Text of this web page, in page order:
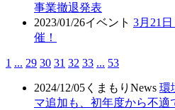
事業撤退発表
2023/01/26イベント 3月21
催！
1 ... 29 30 31 32 33 ... 53
2024/12/05 くまもりNews 環
マ追加も、初年度から不適